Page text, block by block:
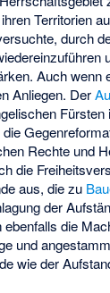
Territorien
durch
Auch wenn
Anliegen. Der
Rechte und
die
aus, die zu
der
die
und
wie der